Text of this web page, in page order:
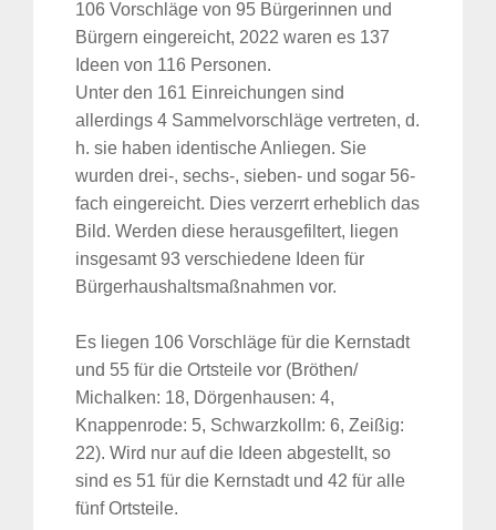
106 Vorschläge von 95 Bürgerinnen und
Bürgern eingereicht, 2022 waren es 137
Ideen von 116 Personen.
Unter den 161 Einreichungen sind
allerdings 4 Sammelvorschläge vertreten, d.
h. sie haben identische Anliegen. Sie
wurden drei-, sechs-, sieben- und sogar 56-
fach eingereicht. Dies verzerrt erheblich das
Bild. Werden diese herausgefiltert, liegen
insgesamt 93 verschiedene Ideen für
Bürgerhaushaltsmaßnahmen vor.
Es liegen 106 Vorschläge für die Kernstadt
und 55 für die Ortsteile vor (Bröthen/
Michalken: 18, Dörgenhausen: 4,
Knappenrode: 5, Schwarzkollm: 6, Zeißig:
22). Wird nur auf die Ideen abgestellt, so
sind es 51 für die Kernstadt und 42 für alle
fünf Ortsteile.